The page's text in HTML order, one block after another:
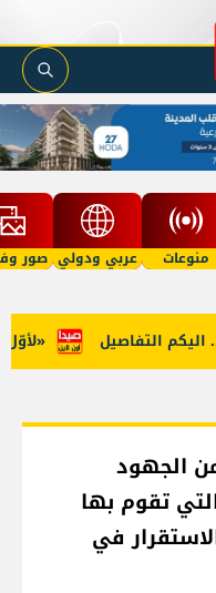
منوعات عربي ودولي صور
«لأوّل التفاصيل
الجهود
تقوم بها
في